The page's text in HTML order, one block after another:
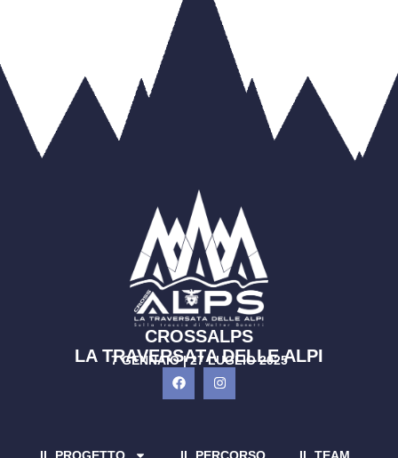
CROSSALPS
LA TRAVERSATA DELLE ALPI
7 GENNAIO | 27 LUGLIO 2025
IL PROGETTO IL PERCORSO IL TEAM